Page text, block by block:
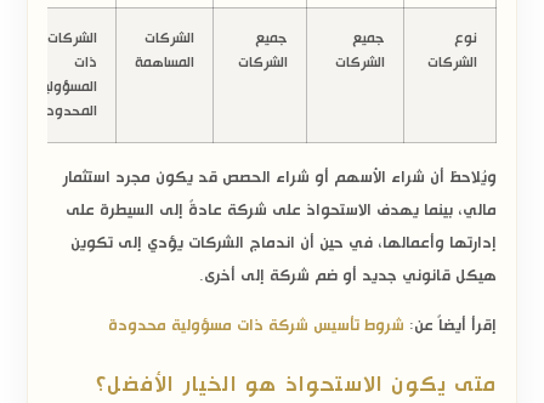
نوع
الشركات
جميع
الشركات
جميع
الشركات
الشركات
المساهمة
الشركات
ذات
المسؤولية
المحدودة
ويُلاحظ أن شراء الأسهم أو شراء الحصص قد يكون مجرد استثمار
مالي، بينما يهدف الاستحواذ على شركة عادةً إلى السيطرة على
إدارتها وأعمالها، في حين أن اندماج الشركات يؤدي إلى تكوين
هيكل قانوني جديد أو ضم شركة إلى أخرى.
إقرأ أيضاً عن: شروط تأسيس شركة ذات مسؤولية محدودة
متى يكون الاستحواذ هو الخيار الأفضل؟